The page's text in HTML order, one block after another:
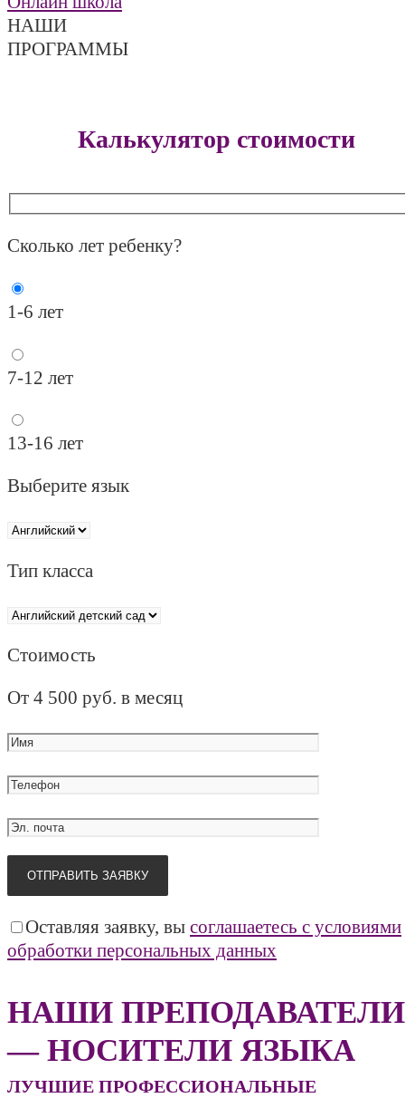
НАШИ
ПРОГРАММЫ
Калькулятор стоимости
Сколько лет ребенку?
1-6 лет
7-12 лет
13-16 лет
Выберите язык
Тип класса
Стоимость
От 4 500 руб. в месяц
Оставляя заявку, вы соглашаетесь с условиями
обработки персональных данных
НАШИ ПРЕПОДАВАТЕЛИ
— НОСИТЕЛИ ЯЗЫКА
ЛУЧШИЕ ПРОФЕССИОНАЛЬНЫЕ